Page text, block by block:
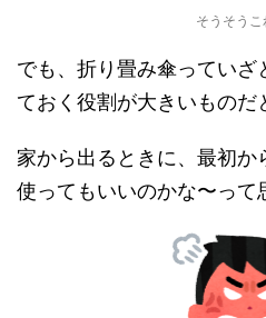
そうそう
でも、折り畳み傘ってい
ておく役割が大きいものだ
家から出るときに、最初か
使ってもいいのかな〜って